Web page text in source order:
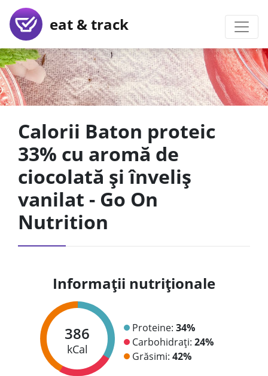
eat & track
Calorii Baton proteic
33% cu aromă de
ciocolată și înveliș
vanilat - Go On
Nutrition
Informații nutriționale
386
kCal
Proteine: 34%
Carbohidrați: 24%
Grăsimi: 42%